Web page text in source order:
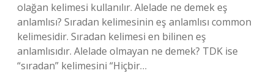
olağan kelimesi kullanılır. Alelade ne demek eş
anlamlısı? Sıradan kelimesinin eş anlamlısı common
kelimesidir. Sıradan kelimesi en bilinen eş
anlamlısıdır. Alelade olmayan ne demek? TDK ise
“sıradan” kelimesini “Hiçbir…